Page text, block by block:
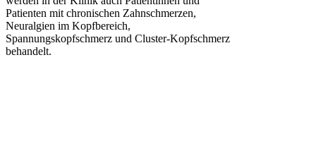
Patienten mit chronischen Zahnschmerzen,
Neuralgien im Kopfbereich,
Spannungskopfschmerz und Cluster-Kopfschmerz
behandelt.